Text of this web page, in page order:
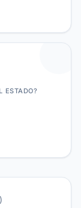
ESTADO?